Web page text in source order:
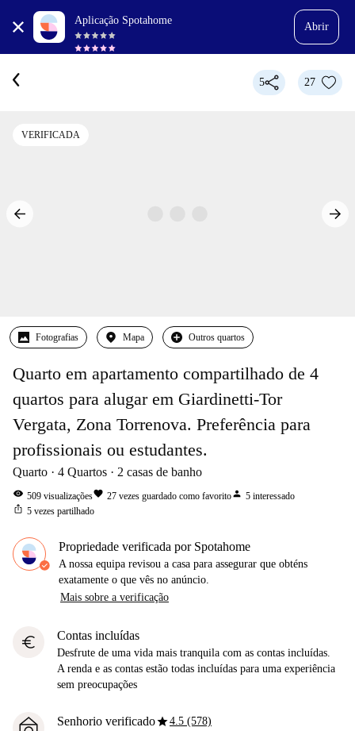
Aplicação Spotahome
Abrir
5 27
VERIFICADA
Fotografias Mapa Outros quartos
Quarto em apartamento compartilhado de 4
quartos para alugar em Giardinetti-Tor
Vergata, Zona Torrenova. Preferência para
profissionais ou estudantes.
Quarto 4 Quartos 2 casas de banho
visibility 509 visualizaçõesfavorite 27 vezes guardado como favoritoperson 5 interessado
ios_share 5 vezes partilhado
Propriedade verificada por Spotahome
A nossa equipa revisou a casa para assegurar que obténs
exatamente o que vês no anúncio.
Mais sobre a verificação
euro Contas incluídas
Desfrute de uma vida mais tranquila com as contas incluídas.
A renda e as contas estão todas incluídas para uma experiência
sem preocupações
Senhorio verificadostar4.5 (578)